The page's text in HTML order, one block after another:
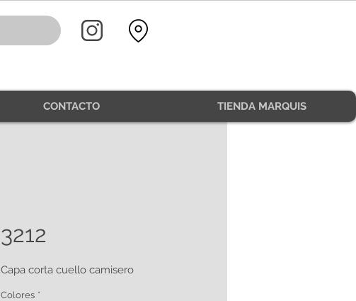
CONTACTO TIENDA MARQUIS
3212
Capa corta cuello camisero
Colores *